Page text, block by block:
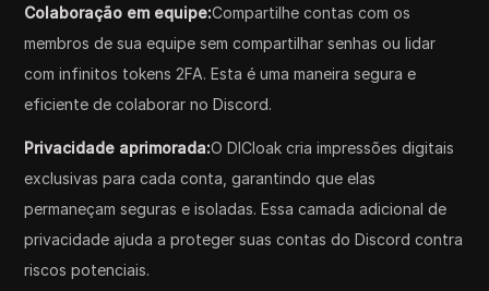
Colaboração em equipe:Compartilhe contas com os
membros de sua equipe sem compartilhar senhas ou lidar
com infinitos tokens 2FA. Esta é uma maneira segura e
eficiente de colaborar no Discord.
Privacidade aprimorada:O DICloak cria impressões digitais
exclusivas para cada conta, garantindo que elas
permaneçam seguras e isoladas. Essa camada adicional de
privacidade ajuda a proteger suas contas do Discord contra
riscos potenciais.